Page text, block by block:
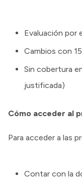
Evaluación por
Cambios con
Sin cobertura
justificada)
Cómo acceder al
Para acceder a las
Contar con la